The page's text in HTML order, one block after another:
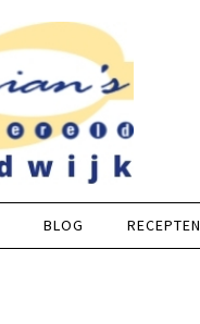
BLOG RECEPTEN